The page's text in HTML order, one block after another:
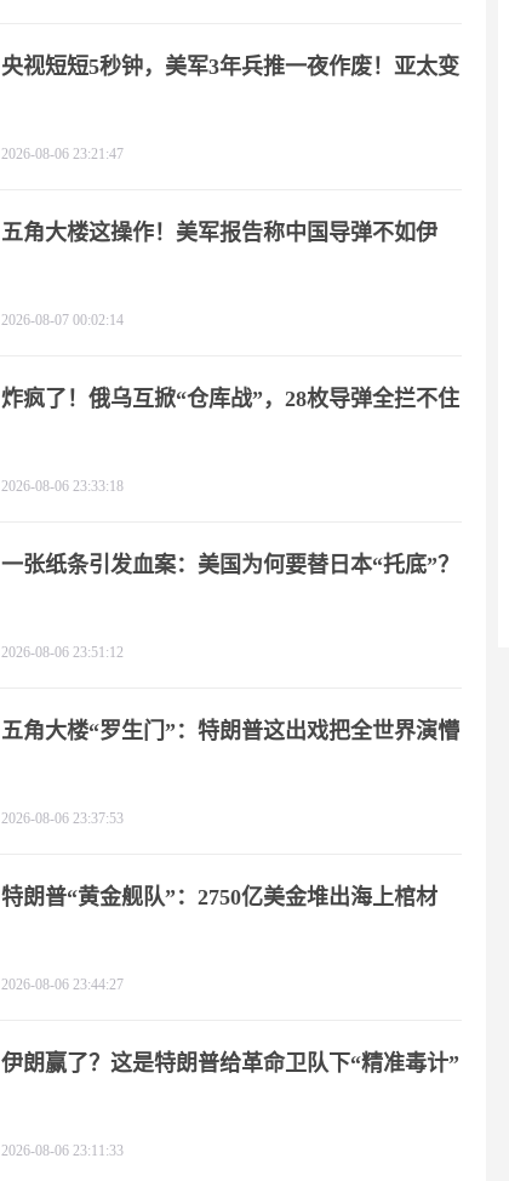
央视短短5秒钟，美军3年兵推一夜作废！亚太变
2026-08-06 23:21:47
五角大楼这操作！美军报告称中国导弹不如伊
2026-08-07 00:02:14
炸疯了！俄乌互掀“仓库战”，28枚导弹全拦不住
2026-08-06 23:33:18
一张纸条引发血案：美国为何要替日本“托底”？
2026-08-06 23:51:12
五角大楼“罗生门”：特朗普这出戏把全世界演懵
2026-08-06 23:37:53
特朗普“黄金舰队”：2750亿美金堆出海上棺材
2026-08-06 23:44:27
伊朗赢了？这是特朗普给革命卫队下“精准毒计”
2026-08-06 23:11:33